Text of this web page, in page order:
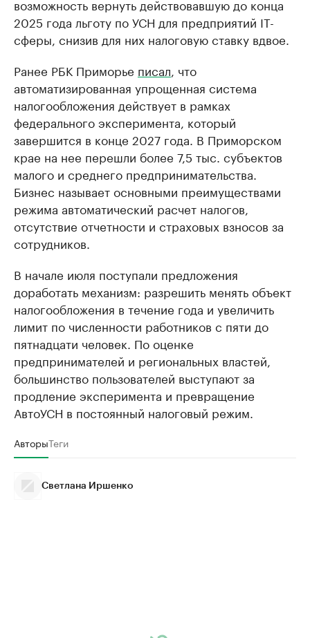
возможность вернуть действовавшую до конца
2025 года льготу по УСН для предприятий IT-
сферы, снизив для них налоговую ставку вдвое.
Ранее РБК Приморье писал , что
автоматизированная упрощенная система
налогообложения действует в рамках
федерального эксперимента, который
завершится в конце 2027 года. В Приморском
крае на нее перешли более 7,5 тыс. субъектов
малого и среднего предпринимательства.
Бизнес называет основными преимуществами
режима автоматический расчет налогов,
отсутствие отчетности и страховых взносов за
сотрудников.
В начале июля поступали предложения
доработать механизм: разрешить менять объект
налогообложения в течение года и увеличить
лимит по численности работников с пяти до
пятнадцати человек. По оценке
предпринимателей и региональных властей,
большинство пользователей выступают за
продление эксперимента и превращение
АвтоУСН в постоянный налоговый режим.
АвторыТеги
Светлана Иршенко